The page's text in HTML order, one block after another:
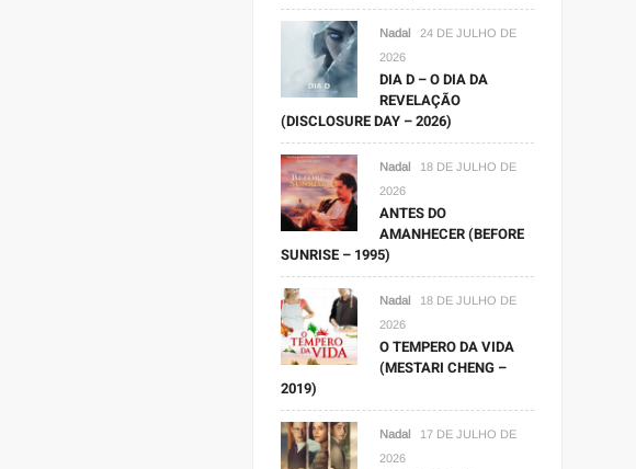
Nadal
24 DE JULHO DE
2026
DIA D – O DIA DA
REVELAÇÃO
(DISCLOSURE DAY – 2026)
Nadal
18 DE JULHO DE
2026
ANTES DO
AMANHECER (BEFORE
SUNRISE – 1995)
Nadal
18 DE JULHO DE
2026
O TEMPERO DA VIDA
(MESTARI CHENG –
2019)
Nadal
17 DE JULHO DE
2026